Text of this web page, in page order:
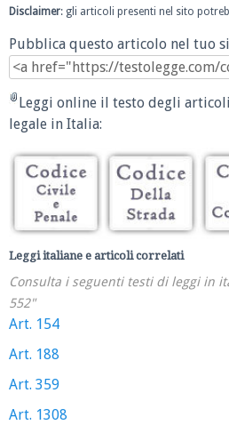
Disclaimer: gli articoli presenti nel sito
Pubblica questo articolo nel tuo
Leggi online il testo degli
legale in Italia:
Leggi italiane e articoli correlati
Consulta i seguenti testi di leggi in
552"
Art. 154
Art. 188
Art. 359
Art. 1308